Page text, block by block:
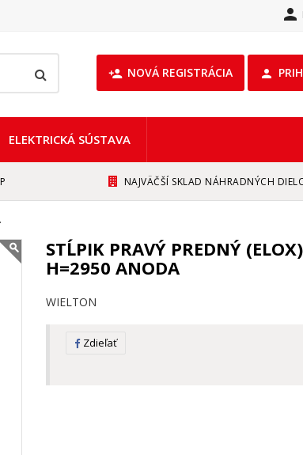

person_add NOVÁ REGISTRÁCIA 
ELEKTRICKÁ SÚSTAVA
NAJVÄČŠÍ SKLAD NÁHRADNÝCH
STĹPIK PRAVÝ PREDNÝ (ELOX)
H=2950 ANODA
WIELTON
Zdieľať